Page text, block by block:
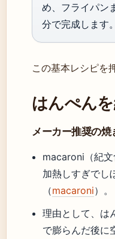
め、フライパン
分で完成します。
この基本レシピを
はんぺん
メーカー推奨の焼
macaroni（紀
加熱しすぎでし
（macaroni）。
理由として、は
で膨らんだ後に